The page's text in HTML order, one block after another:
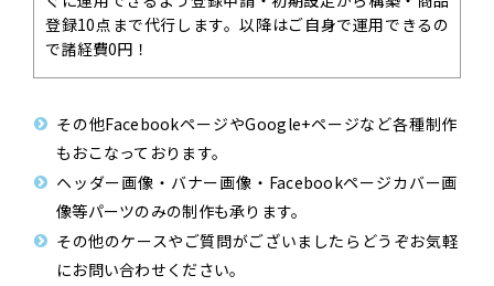
登録10点まで代行します。以降はご自身で運用できるの
で諸経費0円！
その他FacebookページやGoogle+ページなど各種制作
もおこなっております。
ヘッダー画像・バナー画像・Facebookページカバー画
像等パーツのみの制作も承ります。
その他のケースやご質問がございましたらどうぞお気軽
にお問い合わせください。